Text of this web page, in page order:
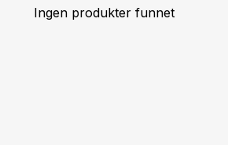
Ingen produkter funnet